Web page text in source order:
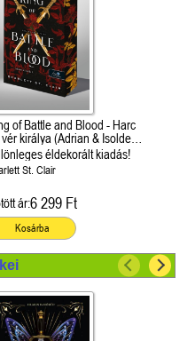
of Battle and Blood - Harc
királya (Adrian & Isolde
éldekorált kiadás!
St. Clair
ár:6 299 Ft
Kosárba